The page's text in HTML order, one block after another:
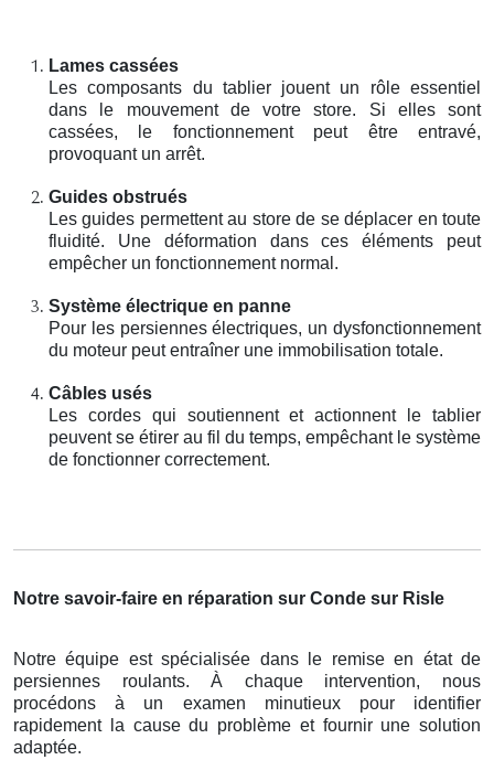
Lames cassées
Les composants du tablier jouent un rôle essentiel
dans le mouvement de votre store. Si elles sont
cassées, le fonctionnement peut être entravé,
provoquant un arrêt.
Guides obstrués
Les guides permettent au store de se déplacer en toute
fluidité. Une déformation dans ces éléments peut
empêcher un fonctionnement normal.
Système électrique en panne
Pour les persiennes électriques, un dysfonctionnement
du moteur peut entraîner une immobilisation totale.
Câbles usés
Les cordes qui soutiennent et actionnent le tablier
peuvent se étirer au fil du temps, empêchant le système
de fonctionner correctement.
Notre savoir-faire en réparation sur Conde sur Risle
Notre équipe est spécialisée dans le remise en état de
persiennes roulants. À chaque intervention, nous
procédons à un examen minutieux pour identifier
rapidement la cause du problème et fournir une solution
adaptée.